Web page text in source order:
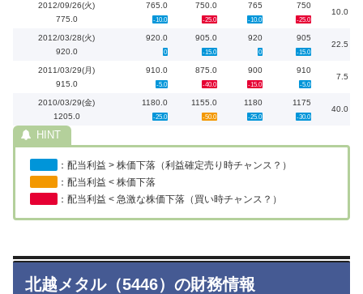
2012/09/26(火)
775.0
765.0
-10.0
750.0
-25.0
765
-10.0
750
-25.0
10.0
2012/03/28(火)
920.0
920.0
0
905.0
-15.0
920
0
905
-15.0
22.5
2011/03/29(月)
915.0
910.0
-5.0
875.0
-40.0
900
-15.0
910
-5.0
7.5
2010/03/29(金)
1205.0
1180.0
-25.0
1155.0
-50.0
1180
-25.0
1175
-30.0
40.0
：配当利益 > 株価下落（利益確定売り時チャンス？）
：配当利益 < 株価下落
：配当利益 < 急激な株価下落（買い時チャンス？）
北越メタル（5446）の財務情報